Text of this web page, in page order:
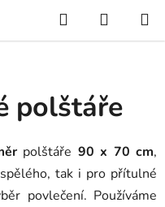
Hledat
KOŠÍK
polštáře
polštáře 90 x 70 cm,
tak i pro přítulné
povlečení. Používáme